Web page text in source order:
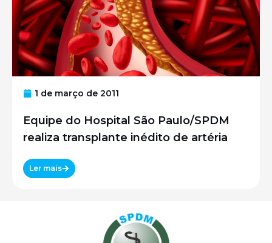
1 de março de 2011
Equipe do Hospital São Paulo/SPDM
realiza transplante inédito de artéria
Ler mais